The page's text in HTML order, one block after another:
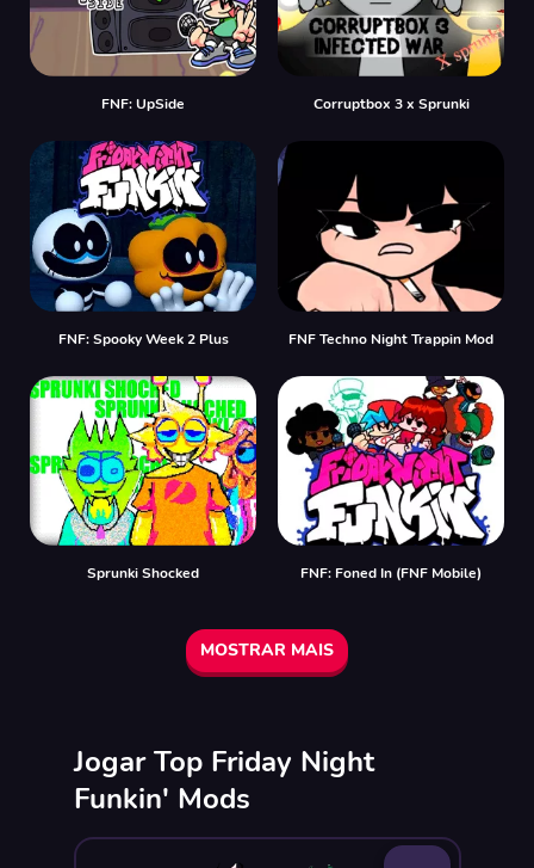
FNF: UpSide Corruptbox 3 x Sprunki
FNF: Spooky Week 2 Plus FNF Techno Night Trappin Mod
Sprunki Shocked FNF: Foned In (FNF Mobile)
MOSTRAR MAIS
Jogar Top Friday Night
Funkin' Mods